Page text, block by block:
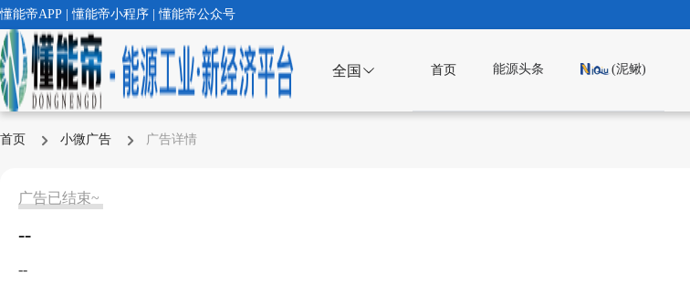
懂能帝APP | 懂能帝小程序 | 懂能帝公众号
全国 首页 能源头条 (泥鳅)
首页 小微广告 广告详情
广告已结束~
--
--